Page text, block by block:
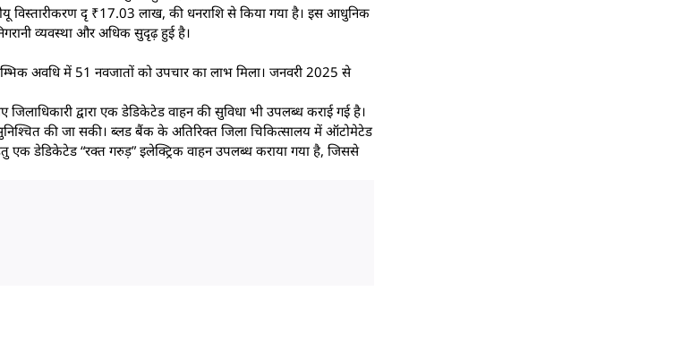
विस्तारीकरण दृ ₹17.03 लाख, की धनराशि से किया गया है। इस आधुनिक
व्यवस्था और अधिक सुदृढ़ हुई है।
अवधि में 51 नवजातों को उपचार का लाभ मिला। जनवरी 2025 से
द्वारा एक डेडिकेटेड वाहन की सुविधा भी उपलब्ध कराई गई है।
की जा सकी। ब्लड बैंक के अतिरिक्त जिला चिकित्सालय में ऑटोमेटेड
एक डेडिकेटेड “रक्त गरुड़” इलेक्ट्रिक वाहन उपलब्ध कराया गया है, जिससे